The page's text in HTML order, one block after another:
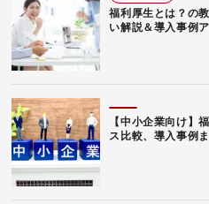
福利厚生とは？の
い解説＆導入事例ア
【中小企業向け】
ス比較、導入事例